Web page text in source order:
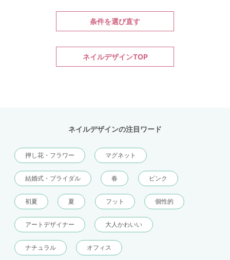
条件を選び直す
ネイルデザインTOP
ネイルデザインの注目ワード
押し花・フラワー マグネット
結婚式・ブライダル 春 ピンク
初夏 夏 フット 個性的
アートデザイナー 大人かわいい
ナチュラル オフィス